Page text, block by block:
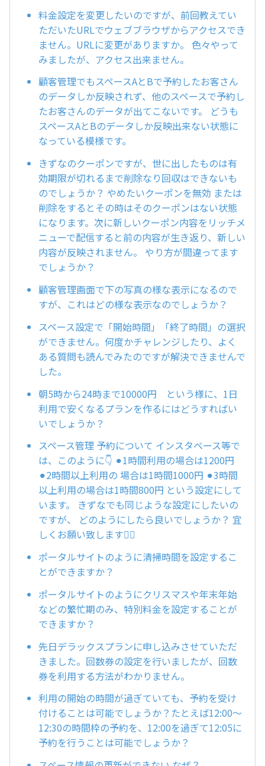
料金設定を変更したいのですが、前回教えてい
ただいたURLでウェブブラウザからアクセスでき
ません。URLに変更がありますか。 色々やって
みましたが、アクセス出来ません。
顧客管理でもスペースAとBで予約したお客さん
のデータしか反映されず、他のスペースで予約し
たお客さんのデータが出てこないです。 どうも
スペースAとBのデータしか反映出来ない状態に
なっている模様です。
きずなのクーポンですが、世に出したものは有
効期限が切れるまで削除なり回収はできないも
のでしょうか？ やめたいクーポンを無効 または
削除をするとその時はそのクーポンはない状態
になります。次に新しいクーポン内容をリッチメ
ニューで配信すると前の内容が生き返り、新しい
内容が反映されません。 やり方が間違ってます
でしょうか？
顧客管理画面で下の写真の様な表示になるので
すが、これはどの様な表示なのでしょうか？
スペース設定で「開始時間」「終了時間」の選択
ができません。何度かチャレンジしたり、よく
ある質問も読んでみたのですが解決できませんで
した。
朝5時から24時まで10000円 という様に、1日
利用で安くなるプランを作るにはどうすればい
いでしょうか？
スペース管理 予約について インスタベース等で
は、このように👇 ⚫︎1時間利用の場合は1200円
⚫︎2時間以上利用の 場合は1時間1000円 ⚫︎3時間
以上利用の場合は1時間800円 という設定にして
います。 きずなでも同じような設定にしたいの
ですが、 どのようにしたら良いでしょうか？ 宜
しくお願い致します🙇‍♀️
ポータルサイトのように清掃時間を設定するこ
とができますか？
ポータルサイトのようにクリスマスや年末年始
などの繁忙期のみ、特別料金を設定することが
できますか？
先日デラックスプランに申し込みさせていただ
きました。回数券の設定を行いましたが、回数
券を利用する方法がわかりません。
利用の開始の時間が過ぎていても、予約を受け
付けることは可能でしょうか？たとえば12:00〜
12:30の時間枠の予約を、12:00を過ぎて12:05に
予約を行うことは可能でしょうか？